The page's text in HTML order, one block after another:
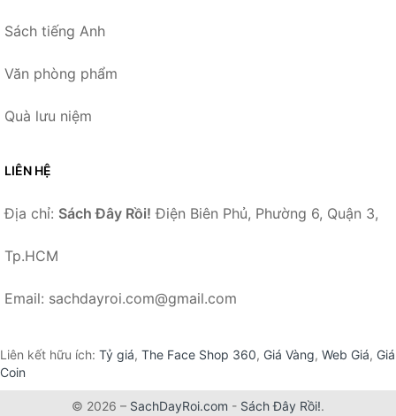
Sách tiếng Anh
Văn phòng phẩm
Quà lưu niệm
LIÊN HỆ
Địa chỉ: Sách Đây Rồi! Điện Biên Phủ, Phường 6, Quận 3,
Tp.HCM
Email: sachdayroi.com@gmail.com
Liên kết hữu ích: Tỷ giá, The Face Shop 360, Giá Vàng, Web Giá, Giá
Coin
© 2026 – SachDayRoi.com - Sách Đây Rồi!.